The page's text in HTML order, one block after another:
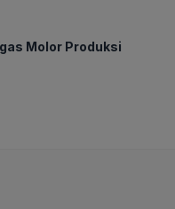
Molor Produksi